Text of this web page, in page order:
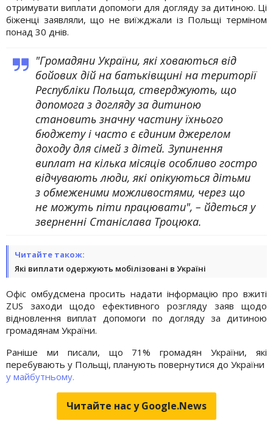
отримувати виплати допомоги для догляду за дитиною. Ці
біженці заявляли, що не виїжджали із Польщі терміном
понад 30 днів.
"Громадяни України, які ховаються від
бойових дій на батьківщині на території
Республіки Польща, стверджують, що
допомога з догляду за дитиною
становить значну частину їхнього
бюджету і часто є єдиним джерелом
доходу для сімей з дітей. Зупинення
виплат на кілька місяців особливо гостро
відчувають люди, які опікуються дітьми
з обмеженими можливостями, через що
не можуть піти працювати", – йдеться у
зверненні Станіслава Троцюка.
Читайте також:
Які виплати одержують мобілізовані в Україні
Офіс омбудсмена просить надати інформацію про вжиті
ZUS заходи щодо ефективного розгляду заяв щодо
відновлення виплат допомоги по догляду за дитиною
громадянам України.
Раніше ми писали, що 71% громадян України, які
перебувають у Польщі, планують повернутися до України
у майбутньому.
Читайте нас у Google.News